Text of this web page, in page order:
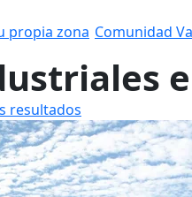
propia zona Comunidad
resultados